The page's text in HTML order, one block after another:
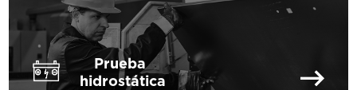
Prueba
hidrostática